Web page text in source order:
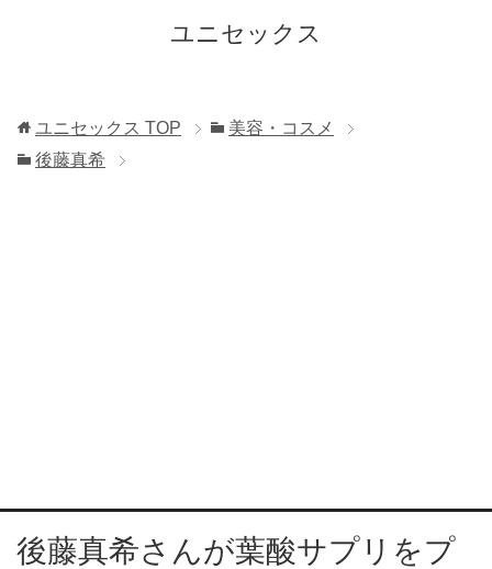
ユニセックス
ユニセックス TOP
美容・コスメ
後藤真希
後藤真希さんが葉酸サプリをプ